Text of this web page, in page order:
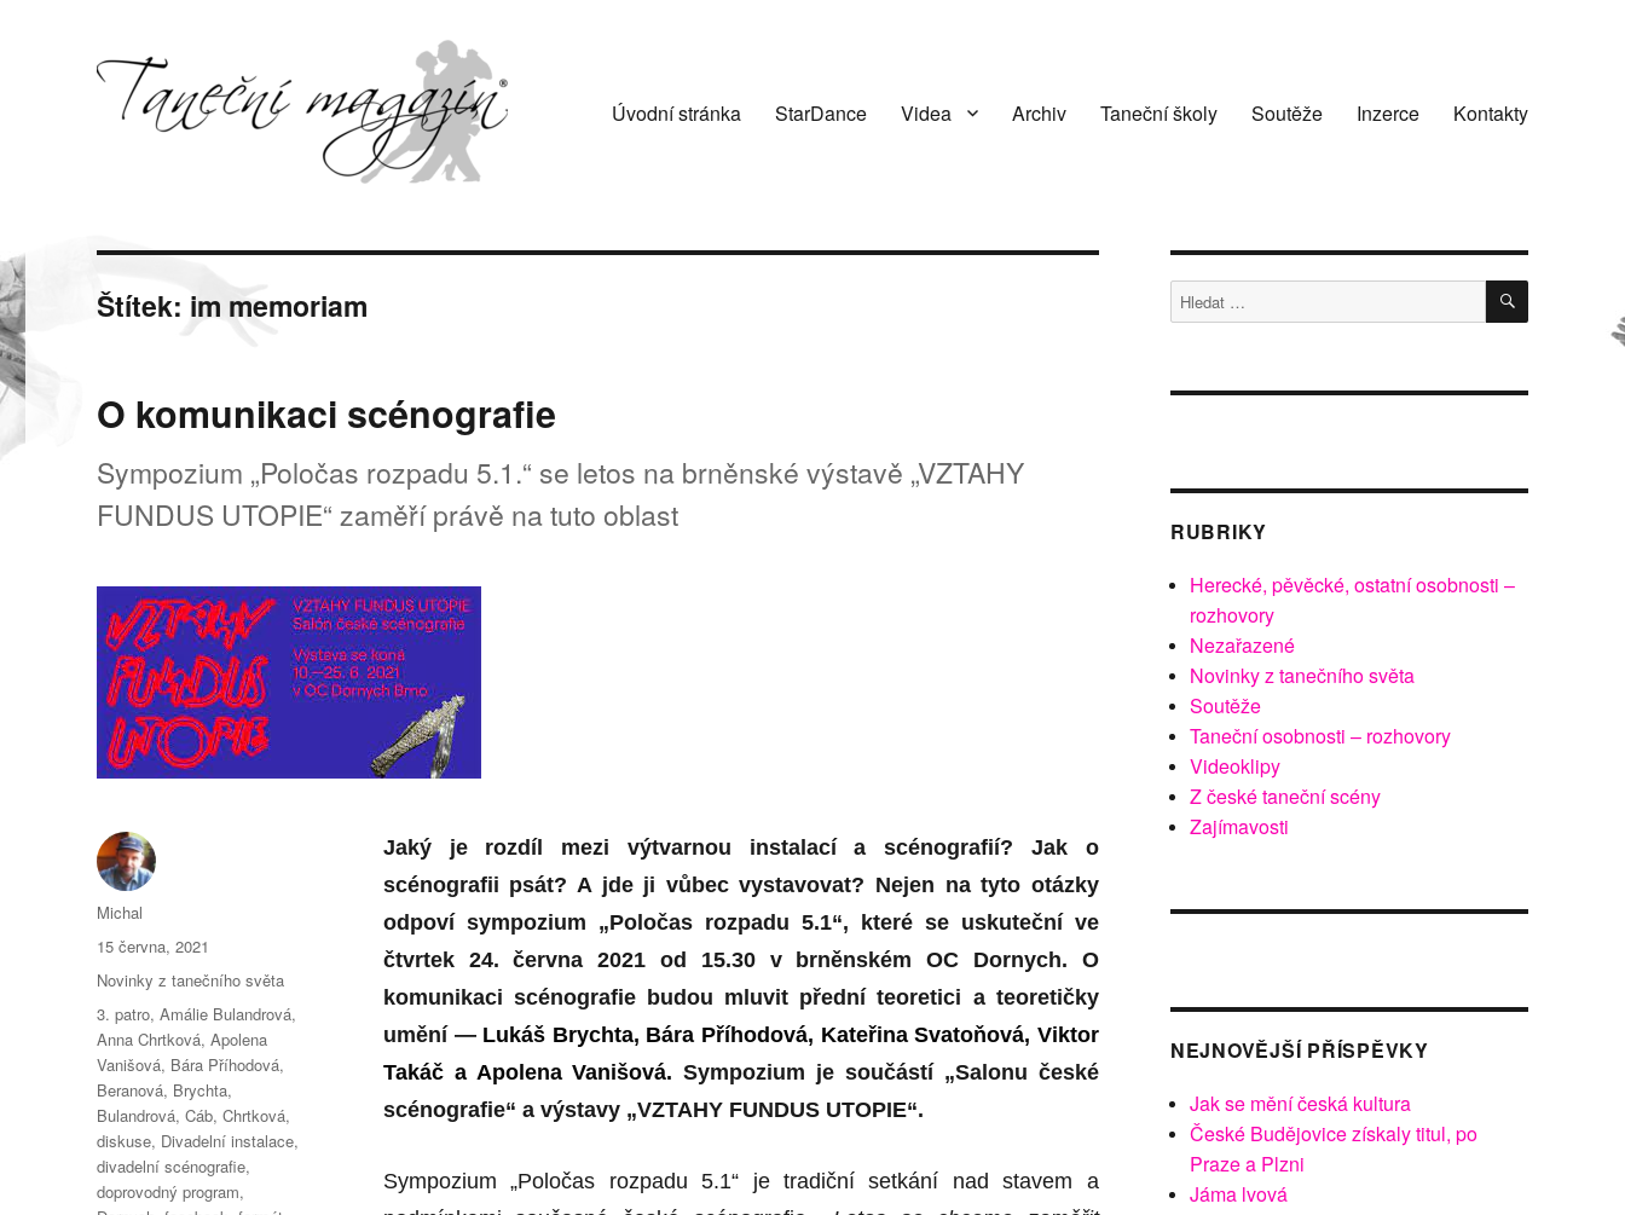
Úvodní stránka StarDance Videa Archiv Taneční školy Soutěže Inzerce Kontakty
Štítek: im memoriam
O komunikaci scénografie
Sympozium „Poločas rozpadu 5.1.“ se letos na brněnské výstavě „VZTAHY
FUNDUS UTOPIE“ zaměří právě na tuto oblast
Jaký je rozdíl mezi výtvarnou instalací a scénografií? Jak o
scénografii psát? A jde ji vůbec vystavovat? Nejen na tyto otázky
odpoví sympozium „Poločas rozpadu 5.1“, které se uskuteční ve
čtvrtek 24. června 2021 od 15.30 v brněnském OC Dornych. O
komunikaci scénografie budou mluvit přední teoretici a teoretičky
umění — Lukáš Brychta, Bára Příhodová, Kateřina Svatoňová, Viktor
Takáč a Apolena Vanišová.Sympozium je součástí „Salonu české
scénografie“ a výstavy „VZTAHY FUNDUS UTOPIE“.
Sympozium „Poločas rozpadu 5.1“ je tradiční setkání nad stavem a
Autor:
Michal
Publikováno:
15 června, 2021
Rubriky:
Novinky z tanečního světa
Štítky:
3. patro,Amálie Bulandrová,
Anna Chrtková,Apolena
Vanišová, Bára Příhodová,
Beranová, Brychta,
Bulandrová,Cáb,Chrtková,
diskuse, Divadelní instalace,
divadelní scénografie,
doprovodný program,
Hledat: HLEDÁNÍ
RUBRIKY
Herecké, pěvěcké, ostatní osobnosti –
rozhovory
Nezařazené
Novinky z tanečního světa
Soutěže
Taneční osobnosti – rozhovory
Videoklipy
Z české taneční scény
Zajímavosti
NEJNOVĚJŠÍ PŘÍSPĚVKY
Jak se mění česká kultura
České Budějovice získaly titul, po
Praze a Plzni
Jáma lvová